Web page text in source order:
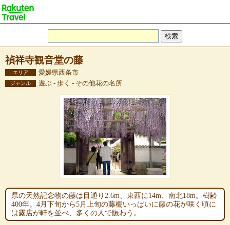
禎祥寺観音堂の藤
エリア 愛媛県西条市
ジャンル 遊ぶ - 歩く - その他花の名所
県の天然記念物の藤は目通り2.6m、東西に14m、南北18m。樹齢
400年。4月下旬から5月上旬の藤棚いっぱいに藤の花が咲く頃に
は露店が軒を並べ、多くの人で賑わう。